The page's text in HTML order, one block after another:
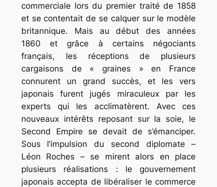
commerciale lors du premier traité de 1858
et se contentait de se calquer sur le modèle
britannique. Mais au début des années
1860 et grâce à certains négociants
français, les réceptions de plusieurs
cargaisons de « graines » en France
connurent un grand succès, et les vers
japonais furent jugés miraculeux par les
experts qui les acclimatèrent. Avec ces
nouveaux intérêts reposant sur la soie, le
Second Empire se devait de s’émanciper.
Sous l’impulsion du second diplomate –
Léon Roches – se mirent alors en place
plusieurs réalisations : le gouvernement
japonais accepta de libéraliser le commerce